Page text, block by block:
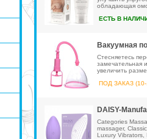
обладающая
ЕСТЬ В
Вакуумная
Стесняетесь
замечательная
увеличить
ПОД ЗАКАЗ (10-
DAISY-
Categories
massager,
Luxury Vibrators,